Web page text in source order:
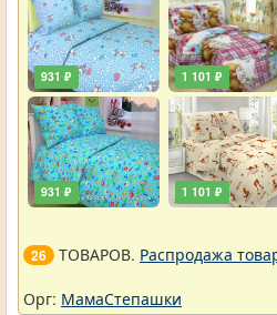
931 ₽
931 ₽
1 101 ₽
1 101 ₽
26 ТОВАРОВ. Распродажа
Орг: МамаСтепашки